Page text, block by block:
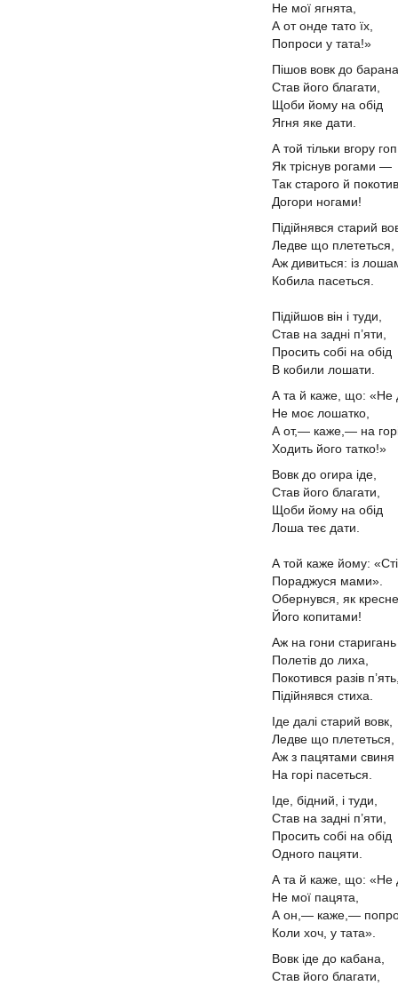
Не мої ягнята,
А от онде тато їх,
Попроси у тата!»
Пішов вовк до
Став його благати,
Щоби йому на обід
Ягня яке дати.
А той тільки вгору
Як тріснув рогами —
Так старого й
Догори ногами!
Підійнявся старий
Ледве що плететься,
Аж дивиться: із
Кобила пасеться.
Підійшов він і туди,
Став на задні п’яти,
Просить собі на обід
В кобили лошати.
А та й каже, що:
Не моє лошатко,
А от,— каже,— на
Ходить його татко!»
Вовк до огира іде,
Став його благати,
Щоби йому на обід
Лоша теє дати.
А той каже йому:
Пораджуся мами».
Обернувся, як
Його копитами!
Аж на гони
Полетів до лиха,
Покотився разів
Підійнявся стиха.
Іде далі старий вовк,
Ледве що плететься,
Аж з пацятами свиня
На горі пасеться.
Іде, бідний, і туди,
Став на задні п’яти,
Просить собі на обід
Одного пацяти.
А та й каже, що:
Не мої пацята,
А он,— каже,—
Коли хоч, у тата».
Вовк іде до кабана,
Став його благати,